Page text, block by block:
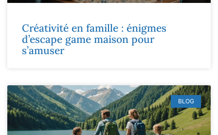
Créativité en famille : énigmes
d’escape game maison pour
s’amuser
BLOG